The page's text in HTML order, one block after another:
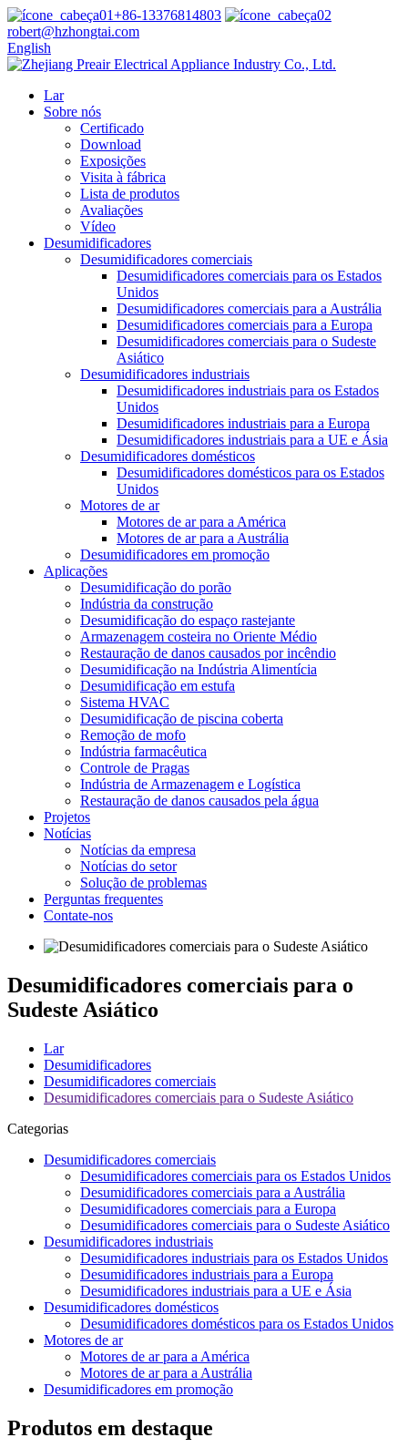
+86-13376814803
robert@hzhongtai.com
English
Lar
Sobre nós
Certificado
Download
Exposições
Visita à fábrica
Lista de produtos
Avaliações
Vídeo
Desumidificadores
Desumidificadores comerciais
Desumidificadores comerciais para os Estados
Unidos
Desumidificadores comerciais para a Austrália
Desumidificadores comerciais para a Europa
Desumidificadores comerciais para o Sudeste
Asiático
Desumidificadores industriais
Desumidificadores industriais para os Estados
Unidos
Desumidificadores industriais para a Europa
Desumidificadores industriais para a UE e Ásia
Desumidificadores domésticos
Desumidificadores domésticos para os Estados
Unidos
Motores de ar
Motores de ar para a América
Motores de ar para a Austrália
Desumidificadores em promoção
Aplicações
Desumidificação do porão
Indústria da construção
Desumidificação do espaço rastejante
Armazenagem costeira no Oriente Médio
Restauração de danos causados ​​por incêndio
Desumidificação na Indústria Alimentícia
Desumidificação em estufa
Sistema HVAC
Desumidificação de piscina coberta
Remoção de mofo
Indústria farmacêutica
Controle de Pragas
Indústria de Armazenagem e Logística
Restauração de danos causados ​​pela água
Projetos
Notícias
Notícias da empresa
Notícias do setor
Solução de problemas
Perguntas frequentes
Contate-nos
Desumidificadores comerciais para o
Sudeste Asiático
Lar
Desumidificadores
Desumidificadores comerciais
Desumidificadores comerciais para o Sudeste Asiático
Categorias
Desumidificadores comerciais
Desumidificadores comerciais para os Estados Unidos
Desumidificadores comerciais para a Austrália
Desumidificadores comerciais para a Europa
Desumidificadores comerciais para o Sudeste Asiático
Desumidificadores industriais
Desumidificadores industriais para os Estados Unidos
Desumidificadores industriais para a Europa
Desumidificadores industriais para a UE e Ásia
Desumidificadores domésticos
Desumidificadores domésticos para os Estados Unidos
Motores de ar
Motores de ar para a América
Motores de ar para a Austrália
Desumidificadores em promoção
Produtos em destaque